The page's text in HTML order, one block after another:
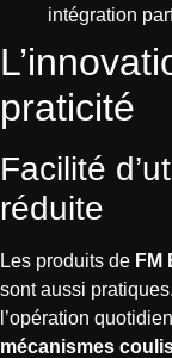
intégration
praticité
Facilité
réduite
Les produits de FM
sont aussi
l’opération
mécanismes